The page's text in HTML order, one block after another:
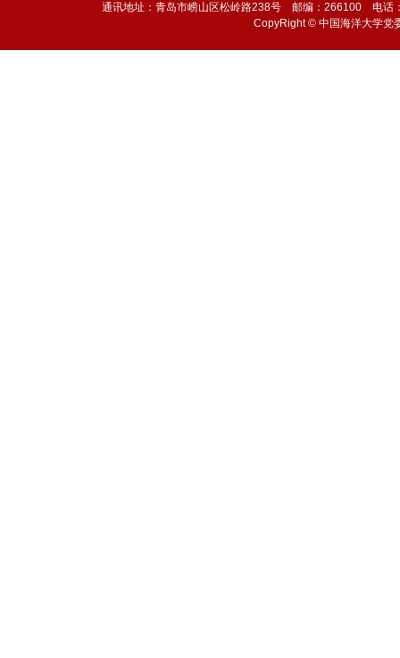
通讯地址：青岛市崂山区松岭路238号 邮编：266100 电
CopyRight © 中国海洋大学党